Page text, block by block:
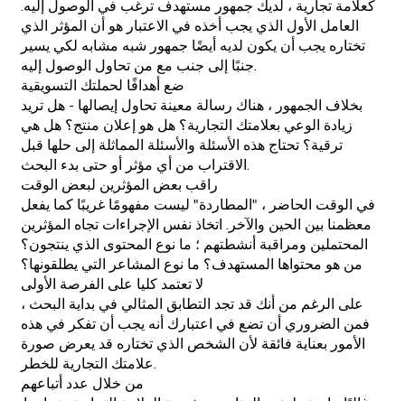
كعلامة تجارية ، لديك جمهور مستهدف ترغب في الوصول إليه.
العامل الأول الذي يجب أخذه في الاعتبار هو أن المؤثر الذي
تختاره يجب أن يكون لديه أيضًا جمهور شبه مشابه لكي يسير
جنبًا إلى جنب مع من تحاول الوصول إليه.
ضع أهدافًا لحملتك التسويقية
بخلاف الجمهور ، هناك رسالة معينة تحاول إيصالها - هل تريد
زيادة الوعي بعلامتك التجارية؟ هل هو إعلان منتج؟ هل هي
ترقية؟ تحتاج هذه الأسئلة والأسئلة المماثلة إلى حلها قبل
الاقتراب من أي مؤثر أو حتى بدء البحث.
راقب بعض المؤثرين لبعض الوقت
في الوقت الحاضر ، "المطاردة" ليست مفهومًا غريبًا كما يفعل
معظمنا بين الحين والآخر. اتخاذ نفس الإجراءات تجاه المؤثرين
المحتملين ومراقبة أنشطتهم ؛ ما نوع المحتوى الذي ينتجون؟
من هو محتواها المستهدف؟ ما نوع المشاعر التي يطلقونها؟
لا تعتمد كليا على الفرصة الأولى
على الرغم من أنك قد تجد التطابق المثالي في بداية البحث ،
فمن الضروري أن تضع في اعتبارك أنه يجب أن تفكر في هذه
الأمور بعناية فائقة لأن الشخص الذي تختاره قد يعرض صورة
علامتك التجارية للخطر.
من خلال عدد أتباعهم